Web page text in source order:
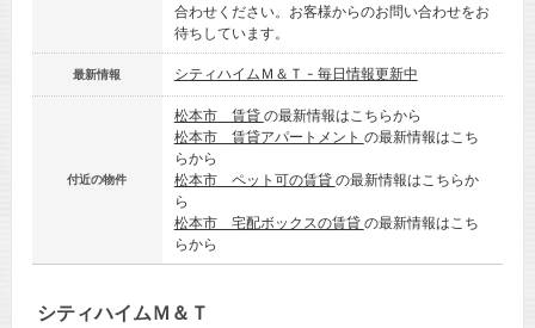
合わせください。お客様からのお問い合わせをお
待ちしています。
最新情報 シティハイムＭ＆Ｔ - 毎日情報更新中
付近の物件
松本市 賃貸 の最新情報はこちらから
松本市 賃貸アパートメント の最新情報はこち
らから
松本市 ペット可の賃貸 の最新情報はこちらか
ら
松本市 宅配ボックスの賃貸 の最新情報はこち
らから
シティハイムＭ＆Ｔ